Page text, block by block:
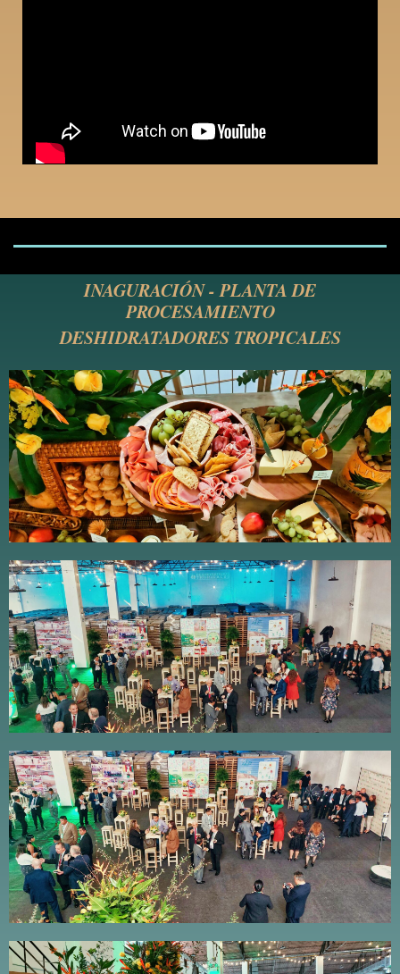
INAGURACIÓN - PLANTA DE
PROCESAMIENTO
DESHIDRATADORES TROPICALES